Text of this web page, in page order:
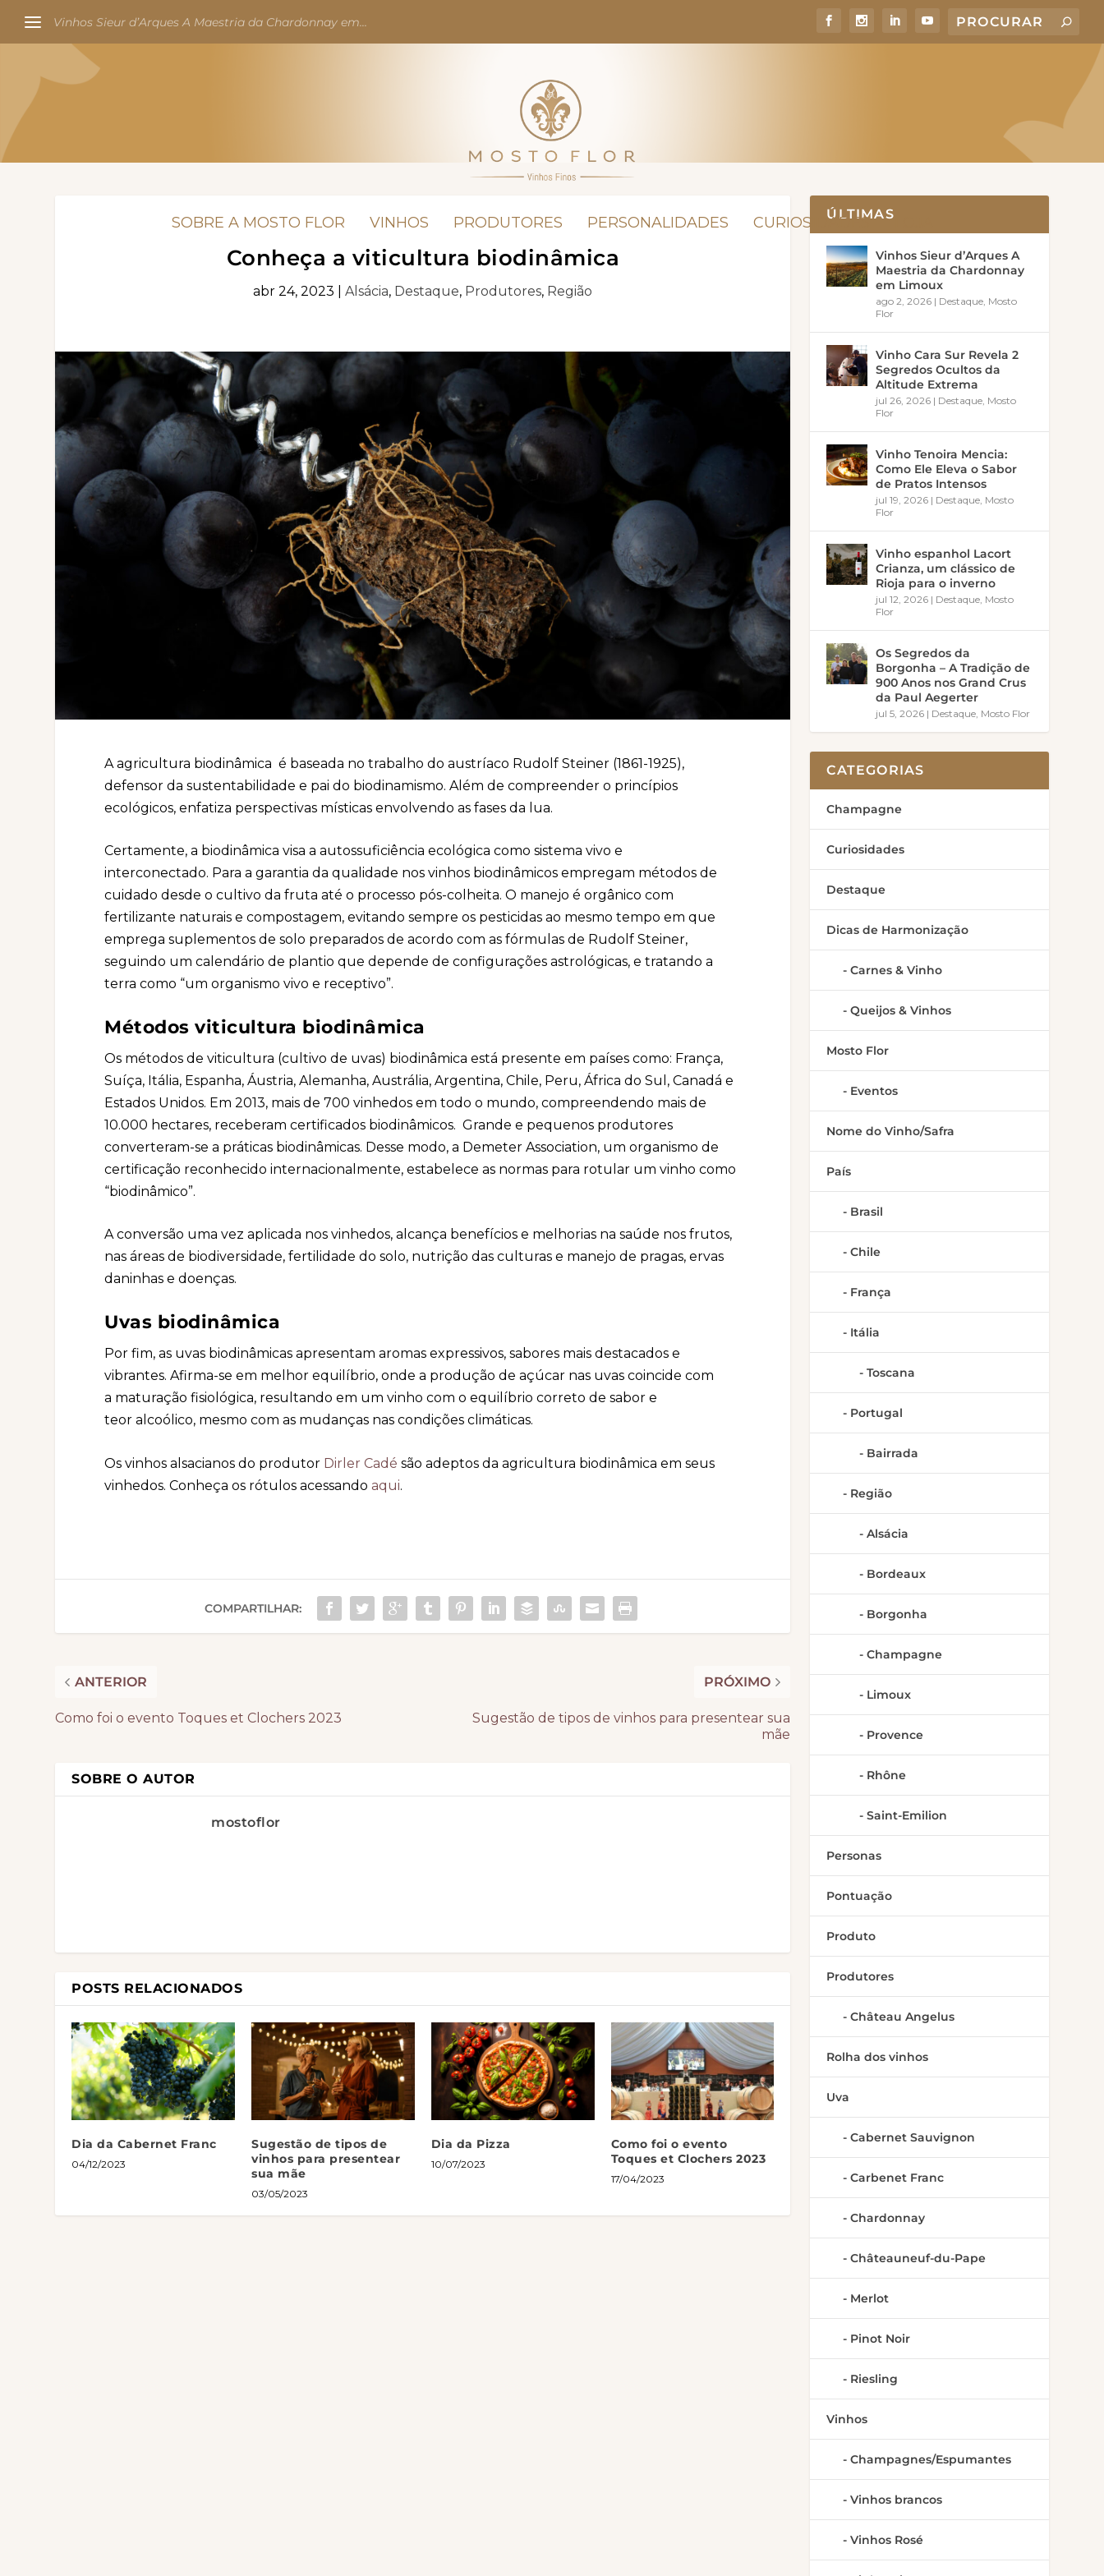
Vinhos Sieur d’Arques A Maestria da Chardonnay em...
SOBRE A MOSTO FLOR VINHOS PRODUTORES PERSONALIDADES CURIOSIDADES
Conheça a viticultura biodinâmica
abr 24, 2023 |Alsácia, Destaque, Produtores, Região
A agricultura biodinâmica é baseada no trabalho do austríaco Rudolf Steiner (1861-1925),
defensor da sustentabilidade e pai do biodinamismo. Além de compreender o princípios
ecológicos, enfatiza perspectivas místicas envolvendo as fases da lua.
Certamente, a biodinâmica visa a autossuficiência ecológica como sistema vivo e
interconectado. Para a garantia da qualidade nos vinhos biodinâmicos empregam métodos de
cuidado desde o cultivo da fruta até o processo pós-colheita. O manejo é orgânico com
fertilizante naturais e compostagem, evitando sempre os pesticidas ao mesmo tempo em que
emprega suplementos de solo preparados de acordo com as fórmulas de Rudolf Steiner,
seguindo um calendário de plantio que depende de configurações astrológicas, e tratando a
terra como “um organismo vivo e receptivo”.
Métodos viticultura biodinâmica
Os métodos de viticultura (cultivo de uvas) biodinâmica está presente em países como: França,
Suíça, Itália, Espanha, Áustria, Alemanha, Austrália, Argentina, Chile, Peru, África do Sul, Canadá e
Estados Unidos. Em 2013, mais de 700 vinhedos em todo o mundo, compreendendo mais de
10.000 hectares, receberam certificados biodinâmicos. Grande e pequenos produtores
converteram-se a práticas biodinâmicas. Desse modo, a Demeter Association, um organismo de
certificação reconhecido internacionalmente, estabelece as normas para rotular um vinho como
“biodinâmico”.
A conversão uma vez aplicada nos vinhedos, alcança benefícios e melhorias na saúde nos frutos,
nas áreas de biodiversidade, fertilidade do solo, nutrição das culturas e manejo de pragas, ervas
daninhas e doenças.
Uvas biodinâmica
Por fim, as uvas biodinâmicas apresentam aromas expressivos, sabores mais destacados e
vibrantes. Afirma-se em melhor equilíbrio, onde a produção de açúcar nas uvas coincide com
a maturação fisiológica, resultando em um vinho com o equilíbrio correto de sabor e
teor alcoólico, mesmo com as mudanças nas condições climáticas.
Os vinhos alsacianos do produtor Dirler Cadé são adeptos da agricultura biodinâmica em seus
vinhedos. Conheça os rótulos acessandoaqui.
COMPARTILHAR:
ANTERIOR
Como foi o evento Toques et Clochers 2023
PRÓXIMO
Sugestão de tipos de vinhos para presentear sua
mãe
SOBRE O AUTOR
mostoflor
POSTS RELACIONADOS
Dia da Cabernet Franc
04/12/2023
Sugestão de tipos de
vinhos para presentear
sua mãe
03/05/2023
Dia da Pizza
10/07/2023
Como foi o evento
Toques et Clochers 2023
17/04/2023
ÚLTIMAS
Vinhos Sieur d’Arques A
Maestria da Chardonnay
em Limoux
ago 2, 2026 | Destaque, Mosto
Flor
Vinho Cara Sur Revela 2
Segredos Ocultos da
Altitude Extrema
jul 26, 2026 | Destaque, Mosto
Flor
Vinho Tenoira Mencia:
Como Ele Eleva o Sabor
de Pratos Intensos
jul 19, 2026 | Destaque, Mosto
Flor
Vinho espanhol Lacort
Crianza, um clássico de
Rioja para o inverno
jul 12, 2026 | Destaque, Mosto
Flor
Os Segredos da
Borgonha – A Tradição de
900 Anos nos Grand Crus
da Paul Aegerter
jul 5, 2026 | Destaque, Mosto Flor
CATEGORIAS
Champagne
Curiosidades
Destaque
Dicas de Harmonização
Carnes & Vinho
Queijos & Vinhos
Mosto Flor
Eventos
Nome do Vinho/Safra
País
Brasil
Chile
França
Itália
Toscana
Portugal
Bairrada
Região
Alsácia
Bordeaux
Borgonha
Champagne
Limoux
Provence
Rhône
Saint-Emilion
Personas
Pontuação
Produto
Produtores
Château Angelus
Rolha dos vinhos
Uva
Cabernet Sauvignon
Carbenet Franc
Chardonnay
Châteauneuf-du-Pape
Merlot
Pinot Noir
Riesling
Vinhos
Champagnes/Espumantes
Vinhos brancos
Vinhos Rosé